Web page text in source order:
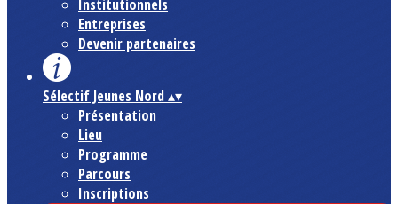
Institutionnels
Entreprises
Devenir partenaires
Sélectif Jeunes Nord▴▾
Présentation
Lieu
Programme
Parcours
Inscriptions